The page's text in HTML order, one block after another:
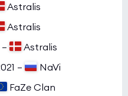
Astralis
Astralis
Astralis
—
NaVi
FaZe Clan